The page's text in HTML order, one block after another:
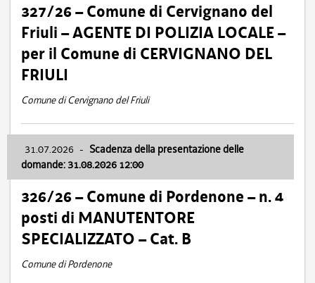
327/26 – Comune di Cervignano del
Friuli – AGENTE DI POLIZIA LOCALE –
per il Comune di CERVIGNANO DEL
FRIULI
Comune di Cervignano del Friuli
31.07.2026 - Scadenza della presentazione delle
domande: 31.08.2026 12:00
326/26 – Comune di Pordenone – n. 4
posti di MANUTENTORE
SPECIALIZZATO – Cat. B
Comune di Pordenone